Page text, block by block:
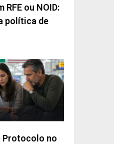
ou NOID:
política de
Protocolo no